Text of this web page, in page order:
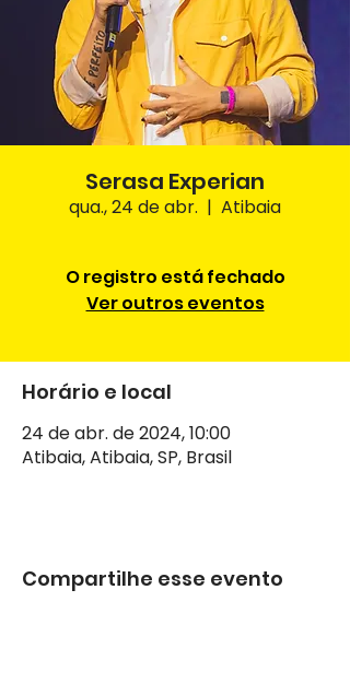
Serasa Experian
qua., 24 de abr.
  |
Atibaia
O registro está fechado
Ver outros eventos
Horário e local
24 de abr. de 2024, 10:00
Atibaia, Atibaia, SP, Brasil
Compartilhe esse evento